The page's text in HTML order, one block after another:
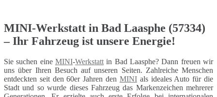
MINI-Werkstatt in Bad Laasphe (57334)
– Ihr Fahrzeug ist unsere Energie!
Sie suchen eine MINI-Werkstatt in Bad Laasphe? Dann freuen wir
uns über Ihren Besuch auf unseren Seiten. Zahlreiche Menschen
entdeckten seit den 60er Jahren den MINIals ideales Auto für die
Stadt und so wurde dieses Fahrzeug das Markenzeichen mehrerer